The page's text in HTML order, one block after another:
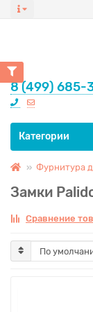
8 (499) 685-
Все категории
Категории
Фурнитура
Замки
Сравнение